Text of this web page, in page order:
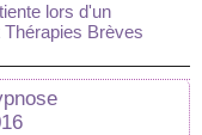
lors d'un
Brèves